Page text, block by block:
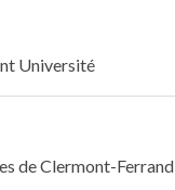
Université
de Clermont-Ferrand